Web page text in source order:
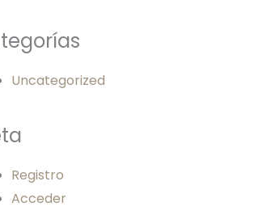
Uncategorized
Registro
Acceder